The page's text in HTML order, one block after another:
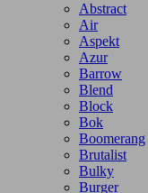
Abstract
Air
Aspekt
Azur
Barrow
Blend
Block
Bok
Boomerang
Brutalist
Bulky
Burger